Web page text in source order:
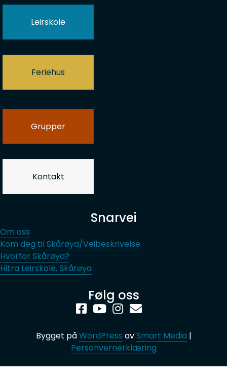
Leirskole
Feriehus
Grupper
Kontakt
Snarvei
Om oss
Kom deg til Skårøya/Veibeskrivelse
Hvorfor Skårøya?
Hitra Leirskole, Skårøya
Følg oss
Bygget påWordPress avSmart Media |
Personvernerklæring